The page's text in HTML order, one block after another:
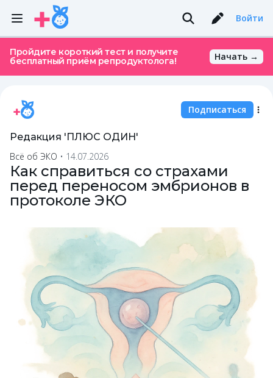
Войти
Пройдите короткий тест и получите
бесплатный приём репродуктолога!
Начать →
Редакция 'ПЛЮС ОДИН'
Подписаться
Всё об ЭКО • 14.07.2026
Как справиться со страхами
перед переносом эмбрионов в
протоколе ЭКО